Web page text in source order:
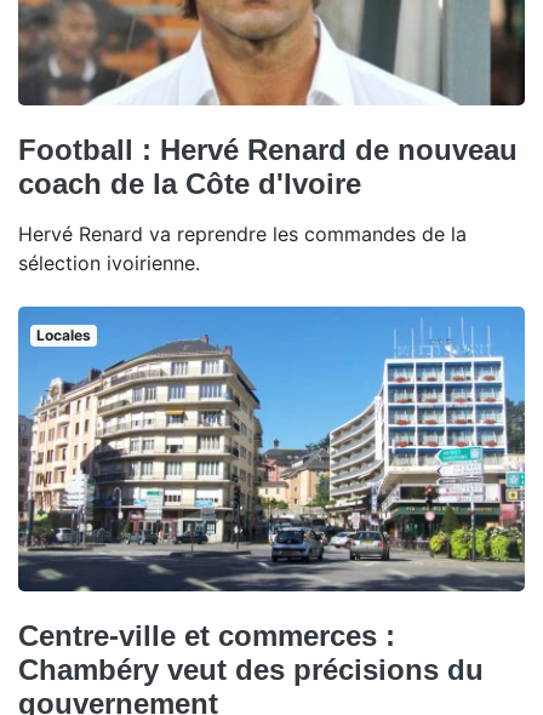
Football : Hervé Renard de nouveau
coach de la Côte d'Ivoire
Hervé Renard va reprendre les commandes de la
sélection ivoirienne.
Locales
Centre-ville et commerces :
Chambéry veut des précisions du
gouvernement